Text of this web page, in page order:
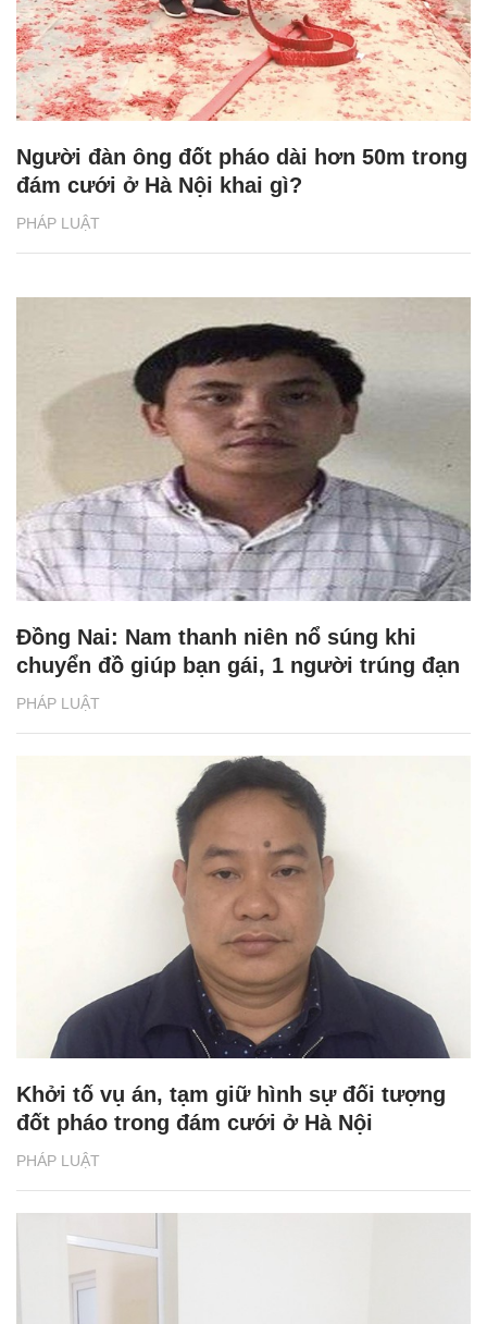
PHÁP LUẬT
Người đàn ông đốt pháo dài hơn 50m trong
đám cưới ở Hà Nội khai gì?
PHÁP LUẬT
Đồng Nai: Nam thanh niên nổ súng khi
chuyển đồ giúp bạn gái, 1 người trúng đạn
PHÁP LUẬT
Khởi tố vụ án, tạm giữ hình sự đối tượng
đốt pháo trong đám cưới ở Hà Nội